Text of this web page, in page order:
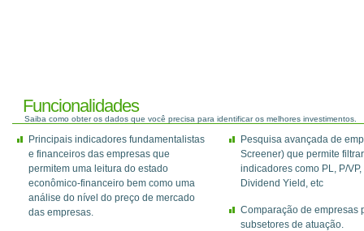
Funcionalidades
Saiba como obter os dados que você precisa para identificar os melhores investimentos.
Principais indicadores fundamentalistas
e financeiros das empresas que
permitem uma leitura do estado
econômico-financeiro bem como uma
análise do nível do preço de mercado
das empresas.
Pesquisa avançada de
Screener) que permite
indicadores como PL, P/VP,
Dividend Yield, etc
Comparação de empresas
subsetores de atuação.